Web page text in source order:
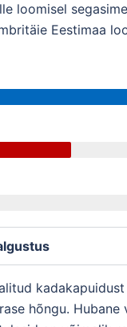
loomisel
Eestimaa
hõngu. Hubane